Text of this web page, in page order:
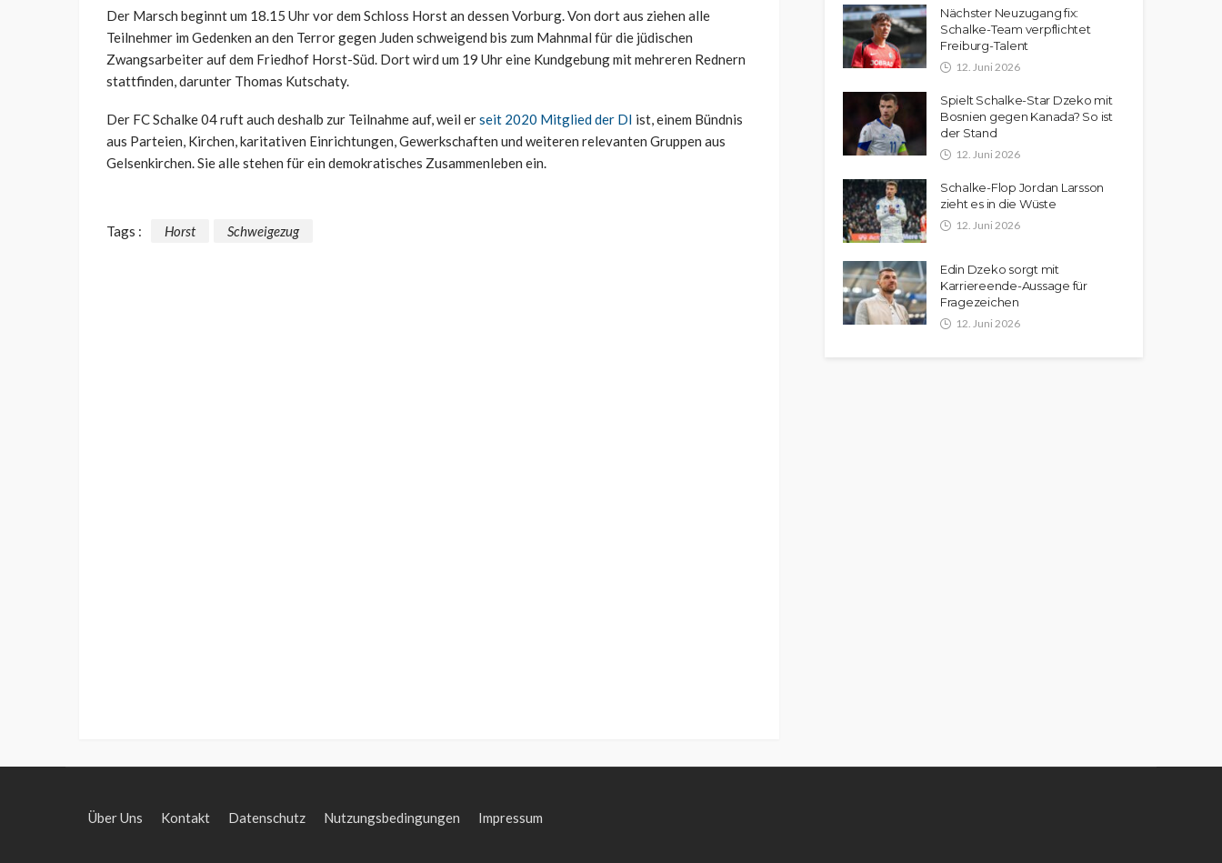
Der Marsch beginnt um 18.15 Uhr vor dem Schloss Horst an dessen Vorburg. Von dort aus ziehen alle
Teilnehmer im Gedenken an den Terror gegen Juden schweigend bis zum Mahnmal für die jüdischen
Zwangsarbeiter auf dem Friedhof Horst-Süd. Dort wird um 19 Uhr eine Kundgebung mit mehreren Rednern
stattfinden, darunter Thomas Kutschaty.
Der FC Schalke 04 ruft auch deshalb zur Teilnahme auf, weil erseit 2020 Mitglied der DI ist, einem Bündnis
aus Parteien, Kirchen, karitativen Einrichtungen, Gewerkschaften und weiteren relevanten Gruppen aus
Gelsenkirchen. Sie alle stehen für ein demokratisches Zusammenleben ein.
Tags : Horst Schweigezug
Nächster Neuzugang fix:
Schalke-Team verpflichtet
Freiburg-Talent
12. Juni 2026
Spielt Schalke-Star Dzeko mit
Bosnien gegen Kanada? So ist
der Stand
12. Juni 2026
Schalke-Flop Jordan Larsson
zieht es in die Wüste
12. Juni 2026
Edin Dzeko sorgt mit
Karriereende-Aussage für
Fragezeichen
12. Juni 2026
Über Uns Kontakt Datenschutz Nutzungsbedingungen Impressum